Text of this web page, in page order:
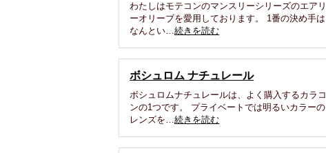
わたしはモテコンのマンスリーシリーズのエアリ
ーオリーブを愛用しております。 1番の決め手は
なんとい…続きを読む
ボシュロム ナチュレール
ボシュロムナチュレールは、よく購入するカラコ
ンの1つです。 プライベートでは明るいカラーの
レンズを…続きを読む